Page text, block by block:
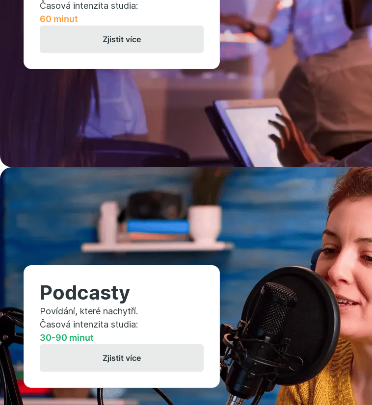
Časová intenzita studia:
60 minut
Zjistit více
Podcasty
Povídání, které nachytří.
Časová intenzita studia:
30-90 minut
Zjistit více